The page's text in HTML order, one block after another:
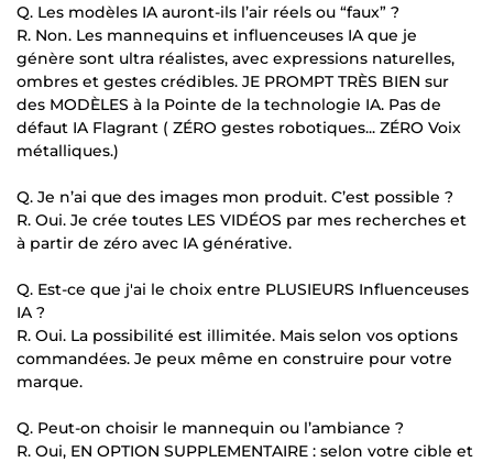
Q. Les modèles IA auront-ils l’air réels ou “faux” ?
R. Non. Les mannequins et influenceuses IA que je
génère sont ultra réalistes, avec expressions naturelles,
ombres et gestes crédibles. JE PROMPT TRÈS BIEN sur
des MODÈLES à la Pointe de la technologie IA. Pas de
défaut IA Flagrant ( ZÉRO gestes robotiques... ZÉRO Voix
métalliques.)
Q. Je n’ai que des images mon produit. C’est possible ?
R. Oui. Je crée toutes LES VIDÉOS par mes recherches et
à partir de zéro avec IA générative.
Q. Est-ce que j'ai le choix entre PLUSIEURS Influenceuses
IA ?
R. Oui. La possibilité est illimitée. Mais selon vos options
commandées. Je peux même en construire pour votre
marque.
Q. Peut-on choisir le mannequin ou l’ambiance ?
R. Oui, EN OPTION SUPPLEMENTAIRE : selon votre cible et